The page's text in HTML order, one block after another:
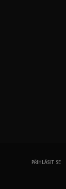
PŘIHLÁSIT SE